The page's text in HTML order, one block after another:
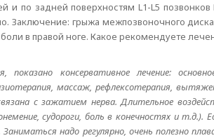
и по задней поверхностям L1-L5
Заключение: грыжа межпозвоночного
в правой ноге. Какое рекомендуете
консервативное лечение:
массаж, рефлексотерапия,
с зажатием нерва. Длительное
судороги, боль в конечностях и
Заниматься надо регулярно, очень полезно